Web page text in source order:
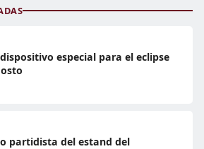
especial para el eclipse
partidista del estand del